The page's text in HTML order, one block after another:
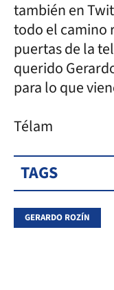
también en
todo el camino
puertas de la
querido
para lo que
Télam
TAGS
GERARDO ROZÍN